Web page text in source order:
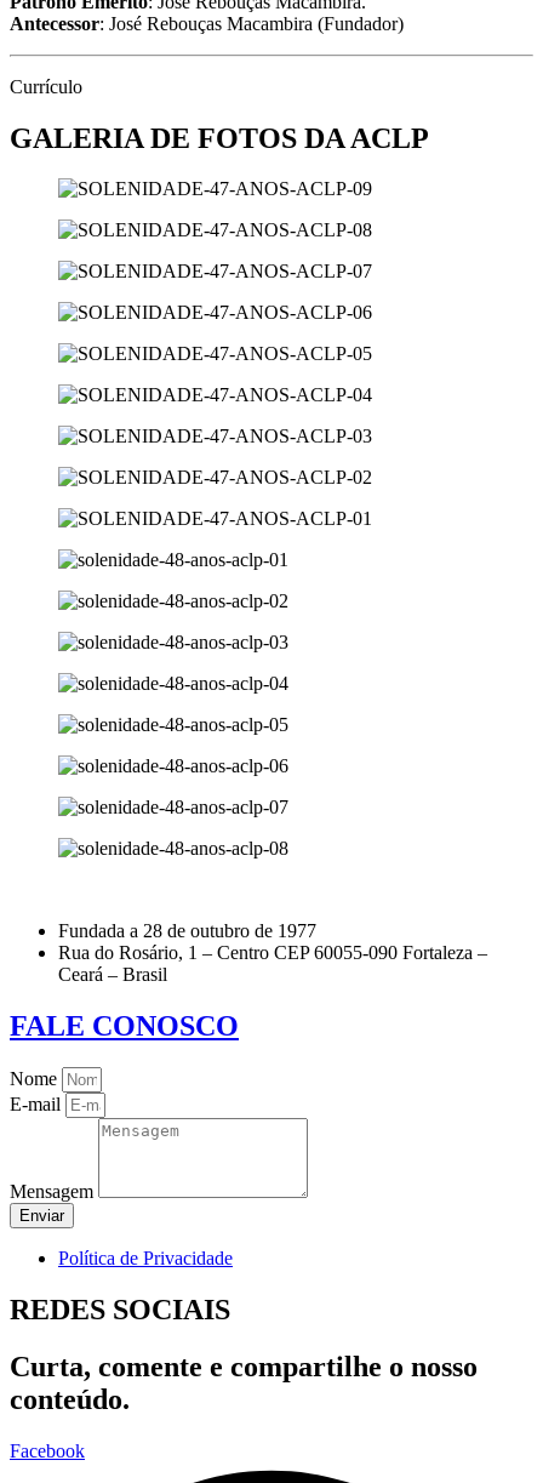
Antecessor: José Rebouças Macambira (Fundador)
Currículo
GALERIA DE FOTOS DA ACLP
Fundada a 28 de outubro de 1977
Rua do Rosário, 1 – Centro CEP 60055-090 Fortaleza –
Ceará – Brasil
FALE CONOSCO
Nome
E-mail
Mensagem
Enviar
Política de Privacidade
REDES SOCIAIS
Curta, comente e compartilhe o nosso
conteúdo.
Facebook